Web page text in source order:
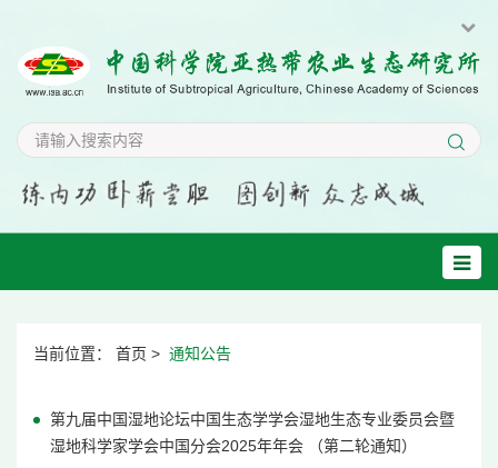
当前位置： 首页 > 通知公告
第九届中国湿地论坛中国生态学学会湿地生态专业委员会暨
湿地科学家学会中国分会2025年年会 （第二轮通知）